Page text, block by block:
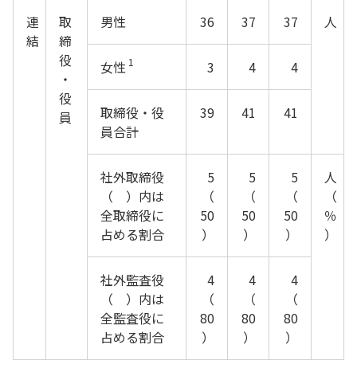
連
結
取
締
役
・
役
員
男性 36 37 37 人
女性 1 3 4 4
取締役・役
員合計
39 41 41
社外取締役
（ ）内は
全取締役に
占める割合
5
（
50
）
5
（
50
）
5
（
50
）
人
（
％
）
社外監査役
（ ）内は
全監査役に
占める割合
4
（
80
）
4
（
80
）
4
（
80
）